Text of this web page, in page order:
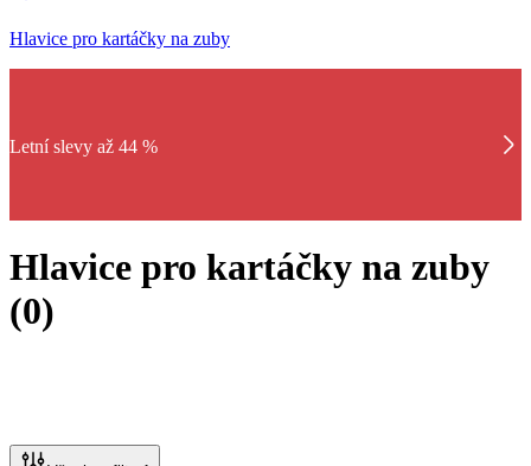
Hlavice pro kartáčky na zuby
Letní slevy až 44 %
Hlavice pro kartáčky na zuby
(0)